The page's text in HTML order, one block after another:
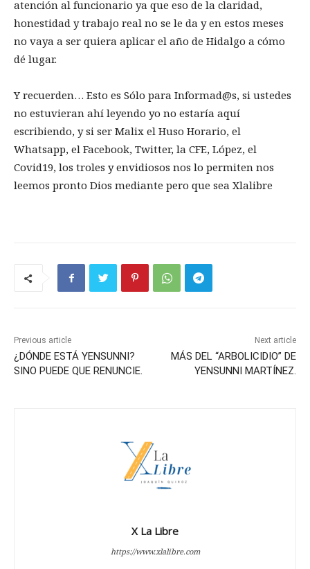
atención al funcionario ya que eso de la claridad,
honestidad y trabajo real no se le da y en estos meses
no vaya a ser quiera aplicar el año de Hidalgo a cómo
dé lugar.
Y recuerden… Esto es Sólo para Informad@s, si ustedes
no estuvieran ahí leyendo yo no estaría aquí
escribiendo, y si ser Malix el Huso Horario, el
Whatsapp, el Facebook, Twitter, la CFE, López, el
Covid19, los troles y envidiosos nos lo permiten nos
leemos pronto Dios mediante pero que sea Xlalibre
Previous article
¿DÓNDE ESTÁ YENSUNNI?
SINO PUEDE QUE RENUNCIE.
Next article
MÁS DEL “ARBOLICIDIO” DE
YENSUNNI MARTÍNEZ.
X La Libre
https://www.xlalibre.com